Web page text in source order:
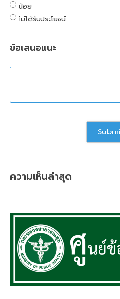
น้อย
ไม่ได้รับประโยชน์
ข้อเสนอแนะ
ความเห็นล่าสุด